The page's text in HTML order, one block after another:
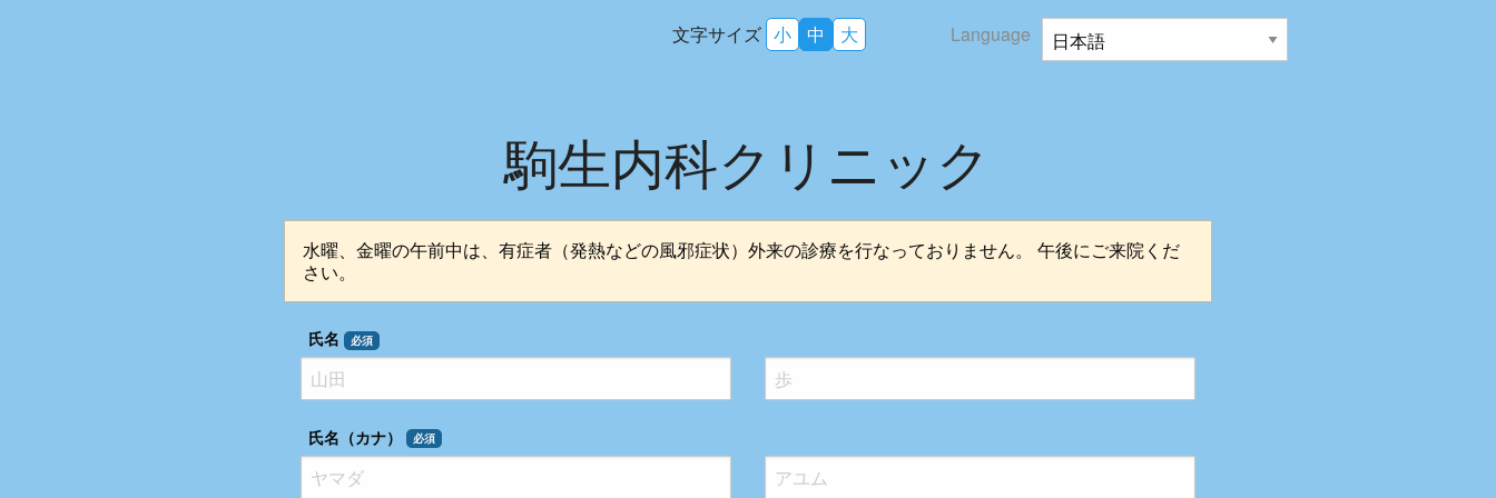
文字サイズ 小 中 大 Language
駒生内科クリニック
水曜、金曜の午前中は、有症者（発熱などの風邪症状）外来の診療を行なっておりません。 午後にご来院くだ
さい。
氏名 必須
氏名（カナ） 必須